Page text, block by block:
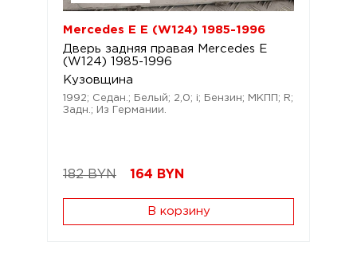
Mercedes E E (W124) 1985-1996
Дверь задняя правая Mercedes E
(W124) 1985-1996
Кузовщина
1992; Седан.; Белый; 2,0; i; Бензин; МКПП; R;
Задн.; Из Германии.
182 BYN 164 BYN
В корзину